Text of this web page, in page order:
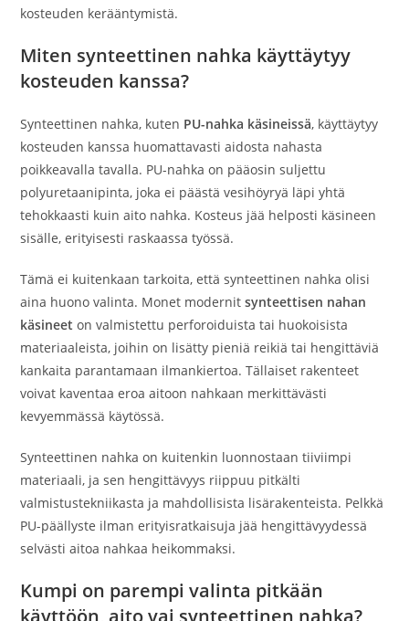
kosteuden kerääntymistä.
Miten synteettinen nahka käyttäytyy
kosteuden kanssa?
Synteettinen nahka, kuten PU-nahka käsineissä, käyttäytyy
kosteuden kanssa huomattavasti aidosta nahasta
poikkeavalla tavalla. PU-nahka on pääosin suljettu
polyuretaanipinta, joka ei päästä vesihöyryä läpi yhtä
tehokkaasti kuin aito nahka. Kosteus jää helposti käsineen
sisälle, erityisesti raskaassa työssä.
Tämä ei kuitenkaan tarkoita, että synteettinen nahka olisi
aina huono valinta. Monet modernitsynteettisen nahan
käsineet on valmistettu perforoiduista tai huokoisista
materiaaleista, joihin on lisätty pieniä reikiä tai hengittäviä
kankaita parantamaan ilmankiertoa. Tällaiset rakenteet
voivat kaventaa eroa aitoon nahkaan merkittävästi
kevyemmässä käytössä.
Synteettinen nahka on kuitenkin luonnostaan tiiviimpi
materiaali, ja sen hengittävyys riippuu pitkälti
valmistustekniikasta ja mahdollisista lisärakenteista. Pelkkä
PU-päällyste ilman erityisratkaisuja jää hengittävyydessä
selvästi aitoa nahkaa heikommaksi.
Kumpi on parempi valinta pitkään
käyttöön, aito vai synteettinen nahka?